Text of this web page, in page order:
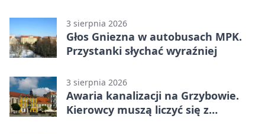
3 sierpnia 2026
Głos Gniezna w autobusach MPK.
Przystanki słychać wyraźniej
3 sierpnia 2026
Awaria kanalizacji na Grzybowie.
Kierowcy muszą liczyć się z